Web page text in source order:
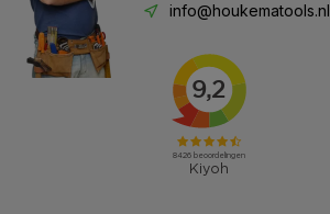
info@houkematools.nl